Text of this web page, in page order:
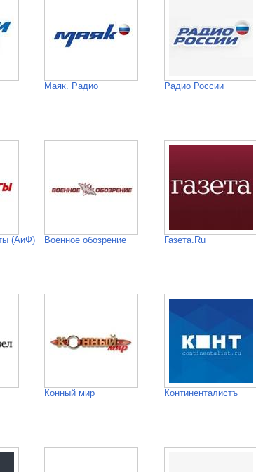
Маяк. Радио Радио России
(АиФ) Военное обозрение Газета.Ru
Конный мир Континенталистъ